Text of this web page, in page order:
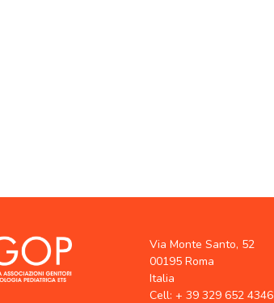
Via Monte Santo, 52
00195 Roma
Italia
Cell: + 39 329 652 4346